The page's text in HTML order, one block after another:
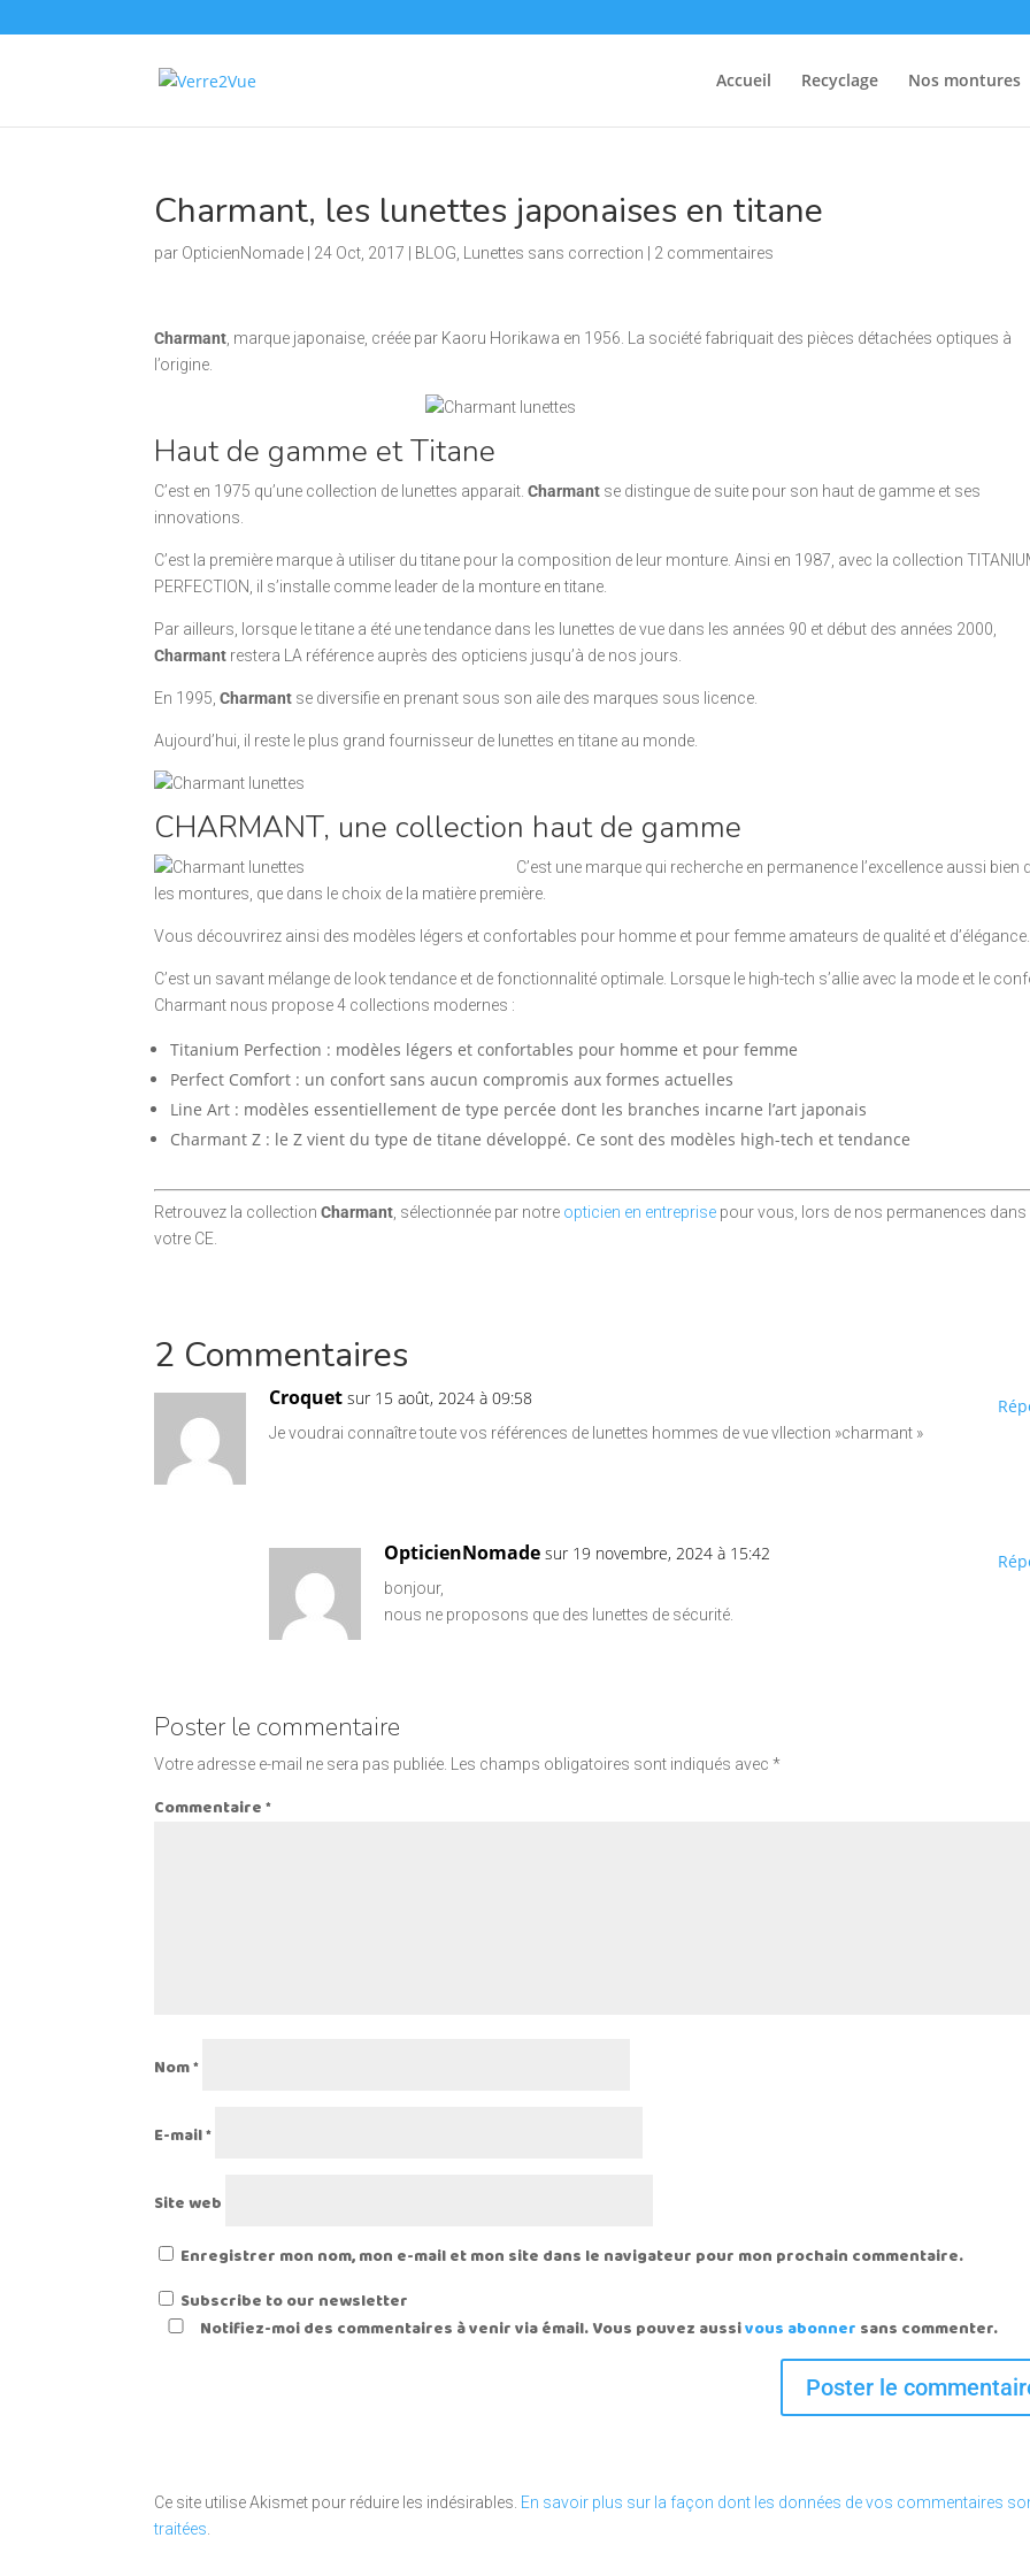
Accueil Recyclage Nos montures
Charmant, les lunettes japonaises en titane
par OpticienNomade 24 Oct, 2017 BLOG Lunettes sans correction 2 commentaires
Charmant , marque japonaise, créée par Kaoru Horikawa en 1956. La société fabriquait des pièces détachées optiques à
l’origine.
Haut de gamme et Titane
C’est en 1975 qu’une collection de lunettes apparait.Charmant se distingue de suite pour son haut de gamme et ses
innovations.
C’est la première marque à utiliser du titane pour la composition de leur monture. Ainsi en 1987, avec la collection
PERFECTION, il s’installe comme leader de la monture en titane.
Par ailleurs, lorsque le titane a été une tendance dans les lunettes de vue dans les années 90 et début des années 2000,
Charmant restera LA référence auprès des opticiens jusqu’à de nos jours.
En 1995,Charmant se diversifie en prenant sous son aile des marques sous licence.
Aujourd’hui, il reste le plus grand fournisseur de lunettes en titane au monde.
CHARMANT, une collection haut de gamme
C’est une marque qui recherche en permanence l’excellence aussi bien
les montures, que dans le choix de la matière première.
Vous découvrirez ainsi des modèles légers et confortables pour homme et pour femme amateurs de qualité et d’élégance.
C’est un savant mélange de look tendance et de fonctionnalité optimale. Lorsque le high-tech s’allie avec la mode et le
Charmant nous propose 4 collections modernes :
Titanium Perfection : modèles légers et confortables pour homme et pour femme
Perfect Comfort : un confort sans aucun compromis aux formes actuelles
Line Art : modèles essentiellement de type percée dont les branches incarne l’art japonais
Charmant Z : le Z vient du type de titane développé. Ce sont des modèles high-tech et tendance
Retrouvez la collectionCharmant , sélectionnée par notre opticien en entreprise pour vous, lors de nos permanences dans
votre CE.
2 Commentaires
Croquet sur 15 août, 2024 à 09:58
Je voudrai connaître toute vos références de lunettes hommes de vue vllection »charmant »
OpticienNomade sur 19 novembre, 2024 à 15:42
bonjour,
nous ne proposons que des lunettes de sécurité.
Poster le commentaire
Votre adresse e-mail ne sera pas publiée. Les champs obligatoires sont indiqués avec*
Commentaire*
Nom*
E-mail*
Site web
Enregistrer mon nom, mon e-mail et mon site dans le navigateur pour mon prochain commentaire.
Subscribe to our newsletter
Notifiez-moi des commentaires à venir via émail. Vous pouvez aussivous abonner sans commenter.
Ce site utilise Akismet pour réduire les indésirables. En savoir plus sur la façon dont les données de vos commentaires
traitées